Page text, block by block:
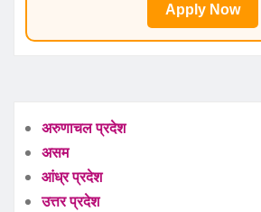
Apply Now
अरुणाचल प्रदेश
असम
आंध्र प्रदेश
उत्तर प्रदेश